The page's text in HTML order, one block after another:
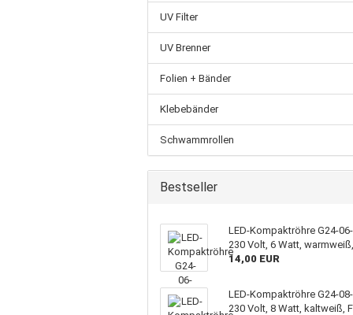
UV Filter
UV Brenner
Folien + Bänder
Klebebänder
Schwammrollen
Bestseller
LED-Kompaktröhre G24-
230 Volt, 6 Watt,
14,00 EUR
LED-Kompaktröhre G24-
230 Volt, 8 Watt, kaltweiß, F